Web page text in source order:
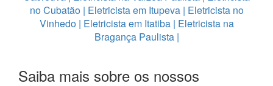
no Cubatão| Eletricista em Itupeva| Eletricista no
Vinhedo| Eletricista em Itatiba| Eletricista na
Bragança Paulista|
Saiba mais sobre os nossos